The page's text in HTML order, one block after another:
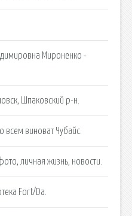
Мироненко -
Шпаковский р-н.
всем виноват Чубайс.
личная жизнь, новости.
Fort/Da.